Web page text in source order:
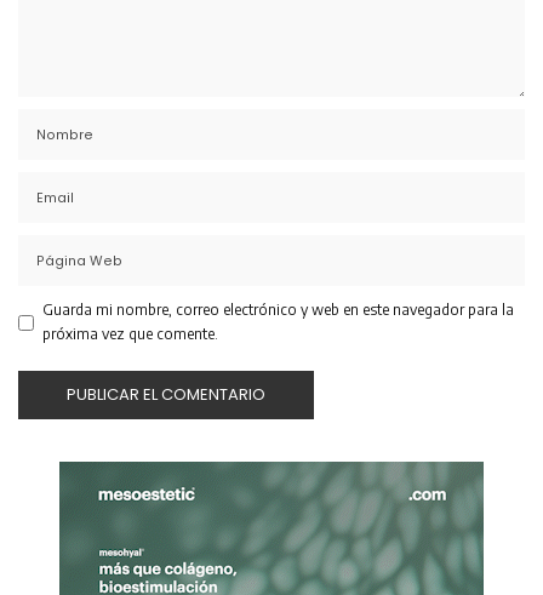
Guarda mi nombre, correo electrónico y web en este navegador para la
próxima vez que comente.